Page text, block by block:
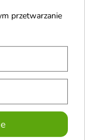
twarzy /02/
10 g
do twarzy /02/
favorite_border
przetwarzanie